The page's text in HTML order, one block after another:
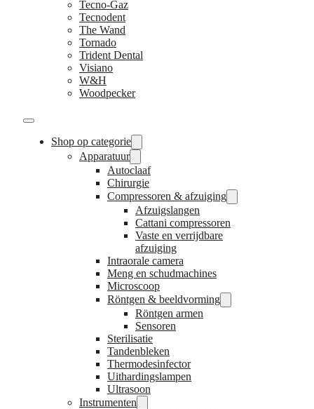
Tecno-Gaz
Tecnodent
The Wand
Tornado
Trident Dental
Visiano
W&H
Woodpecker
Shop op categorie
Apparatuur
Autoclaaf
Chirurgie
Compressoren & afzuiging
Afzuigslangen
Cattani compressoren
Vaste en verrijdbare
afzuiging
Intraorale camera
Meng en schudmachines
Microscoop
Röntgen & beeldvorming
Röntgen armen
Sensoren
Sterilisatie
Tandenbleken
Thermodesinfector
Uithardingslampen
Ultrasoon
Instrumenten